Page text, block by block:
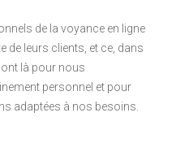
de la voyance en ligne
de leurs clients, et ce, dans
là pour nous
personnel et pour
adaptées à nos besoins.